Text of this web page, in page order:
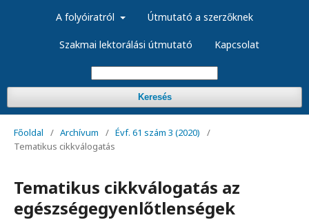
A folyóiratról Útmutató a szerzőknek
Szakmai lektorálási útmutató Kapcsolat
Keresés
Főoldal / Archívum / Évf. 61 szám 3 (2020)
/
Tematikus cikkválogatás
Tematikus cikkválogatás az
egészségegyenlőtlenségek